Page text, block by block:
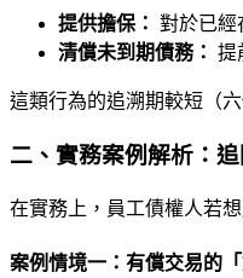
提供擔保： 對於已經
清償未到期債務： 提
這類行為的追溯期較短（
二、實務案例解析：
在實務上，員工債權人若
案例情境一：有償交易的「